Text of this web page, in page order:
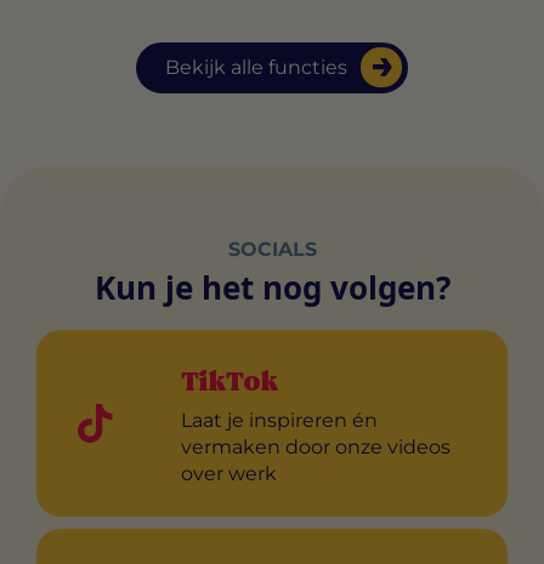
Bekijk alle functies
SOCIALS
Kun je het nog volgen?
TikTok
Laat je inspireren én
vermaken door onze videos
over werk